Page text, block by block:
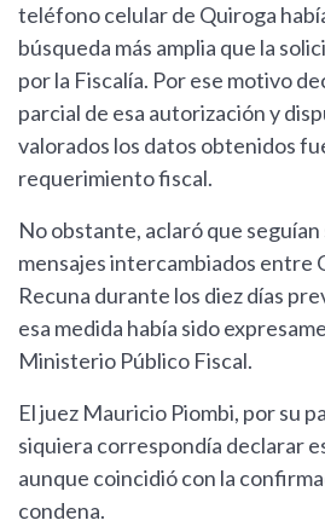
teléfono celular de Quiroga
búsqueda más amplia que la
por la Fiscalía. Por ese motivo
parcial de esa autorización y
valorados los datos obtenidos
requerimiento fiscal.
No obstante, aclaró que seguían
mensajes intercambiados entre
Recuna durante los diez días
esa medida había sido
Ministerio Público Fiscal.
El juez Mauricio Piombi, por su
siquiera correspondía declarar
aunque coincidió con la
condena.